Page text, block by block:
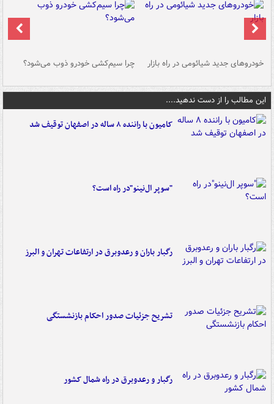
خودروهای جدید شیائومی در راه بازار چرا سیم‌کشی خودرو ذوب می‌شود؟
این مطالب را از دست ندهید....
کامیون با راننده ۸ ساله در اصفهان توقیف شد
"سوپر ال‌نینو"در راه است؟
رگبار باران و رعدوبرق در ارتفاعات تهران و البرز
تشریح جزئیات صدور احکام بازنشستگی
رگبار و رعدوبرق در راه شمال کشور